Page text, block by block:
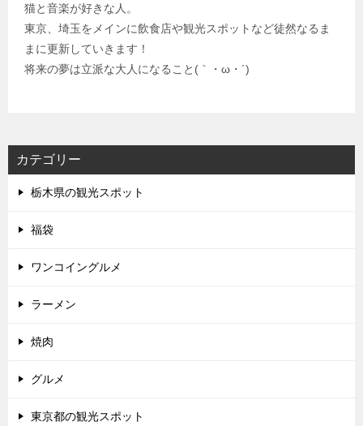
猫と音楽が好きな人。
東京、埼玉をメインに飲食店や観光スポットなど徒然なるま
まに更新していきます！
将来の夢は立派な大人になること(｀・ω・´)
カテゴリー
栃木県の観光スポット
福袋
ワンコイングルメ
ラーメン
焼肉
グルメ
東京都の観光スポット